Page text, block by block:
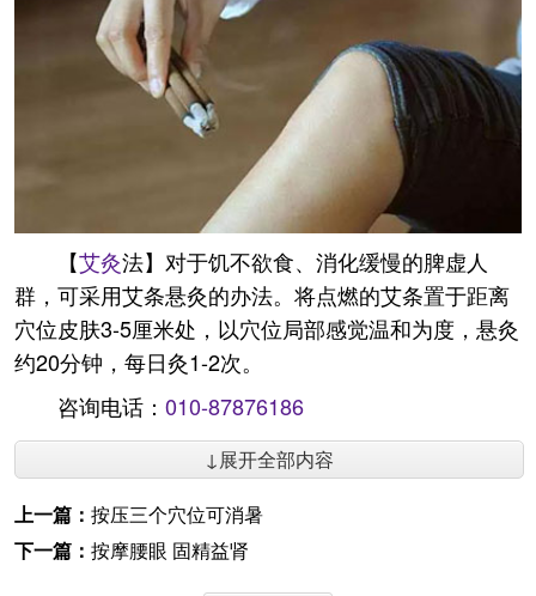
【艾灸法】对于饥不欲食、消化缓慢的脾虚人
群，可采用艾条悬灸的办法。将点燃的艾条置于距离
穴位皮肤3-5厘米处，以穴位局部感觉温和为度，悬灸
约20分钟，每日灸1-2次。
咨询电话： 010-87876186
↓展开全部内容
上一篇： 按压三个穴位可消暑
下一篇： 按摩腰眼 固精益肾